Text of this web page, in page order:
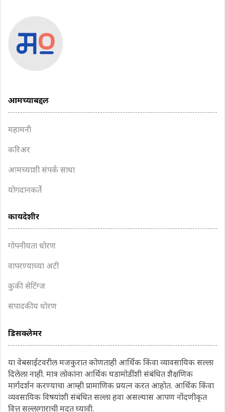
आमच्याबद्दल
महामनी
करिअर
आमच्याशी संपर्क साधा
योगदानकर्ते
कायदेशीर
गोपनीयता धोरण
वापरण्याच्या अटी
कुकी सेटिंग्ज
संपादकीय धोरण
डिसक्लेमर
या वेबसाईटवरील मजकुरात कोणताही आर्थिक किंवा व्यावसायिक सल्ला
दिलेला नाही. मात्र लोकांना आर्थिक घडामोडींशी संबंधित शैक्षणिक
मार्गदर्शन करण्याचा आम्ही प्रामाणिक प्रयत्न करत आहोत. आर्थिक किंवा
व्यवसायिक विषयांशी संबंधित सल्ला हवा असल्यास आपण नोंदणीकृत
वित्त सल्लागाराची मदत घ्यावी.